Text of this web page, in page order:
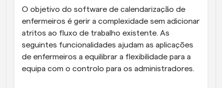
O objetivo do software de calendarização de
enfermeiros é gerir a complexidade sem adicionar
atritos ao fluxo de trabalho existente. As
seguintes funcionalidades ajudam as aplicações
de enfermeiros a equilibrar a flexibilidade para a
equipa com o controlo para os administradores.